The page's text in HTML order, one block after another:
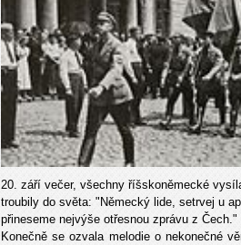
20. září večer, všechny říšskoněmecké
troubily do světa: "Německý lide, setrvej u
přineseme nejvýše otřesnou zprávu z Čech."
Konečně se ozvala melodie o nekonečné